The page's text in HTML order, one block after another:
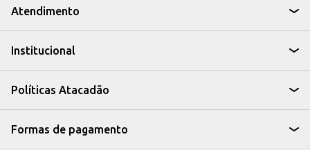
Revenda em mercados, lanchonetes ou estabelecimentos comerciais.
Com o Refresco em Pó Coringa Maracujá, você tem a praticidade de um
Atendimento
Institucional
Políticas Atacadão
Formas de pagamento